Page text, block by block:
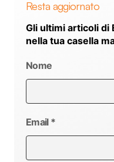
Resta aggiornato
Gli ultimi articoli di
nella tua casella
Nome
Email *